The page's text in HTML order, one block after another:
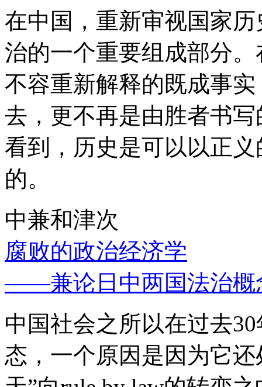
在中国，重新审视国家
治的一个重要组成部分
不容重新解释的既成事
去，更不再是由胜者书
看到，历史是可以以正
的。
中兼和津次
腐败的政治经济学
——兼论日中两国法治概
中国社会之所以在过去
态，一个原因是因为它